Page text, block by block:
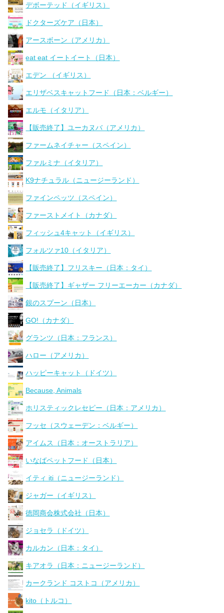
デボーテッド（イギリス）
ドクターズケア（日本）
アースボーン（アメリカ）
eat eat イートイート（日本）
エデン （イギリス）
エリザベスキャットフード（日本：ベルギー）
エルモ（イタリア）
【販売終了】ユーカヌバ（アメリカ）
ファームネイチャー（スペイン）
ファルミナ（イタリア）
K9ナチュラル（ニュージーランド）
ファインペッツ（スペイン）
ファーストメイト（カナダ）
フィッシュ4キャット（イギリス）
フォルツァ10（イタリア）
【販売終了】フリスキー（日本：タイ）
【販売終了】ギャザー フリーエーカー（カナダ）
銀のスプーン（日本）
GO!（カナダ）
グランツ（日本：フランス）
ハロー（アメリカ）
ハッピーキャット（ドイツ）
Because, Animals
ホリスティックレセピー（日本：アメリカ）
フッセ（スウェーデン：ベルギー）
アイムス（日本：オーストラリア）
いなばペットフード（日本）
イティ iti（ニュージーランド）
ジャガー（イギリス）
徳岡商会株式会社（日本）
ジョセラ（ドイツ）
カルカン（日本：タイ）
キアオラ（日本：ニュージーランド）
カークランド コストコ（アメリカ）
kito（トルコ）